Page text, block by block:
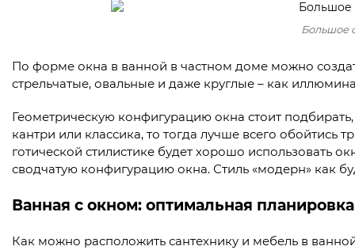
Большое
По форме окна в ванной в частном доме можно
стрельчатые, овальные и даже круглые – как
Геометрическую конфигурацию окна стоит
кантри или классика, то тогда лучше всего
готической стилистике будет хорошо использовать
сводчатую конфигурацию окна. Стиль «модерн» как
Ванная с окном: оптимальная планировка
Как можно расположить сантехнику и мебель в